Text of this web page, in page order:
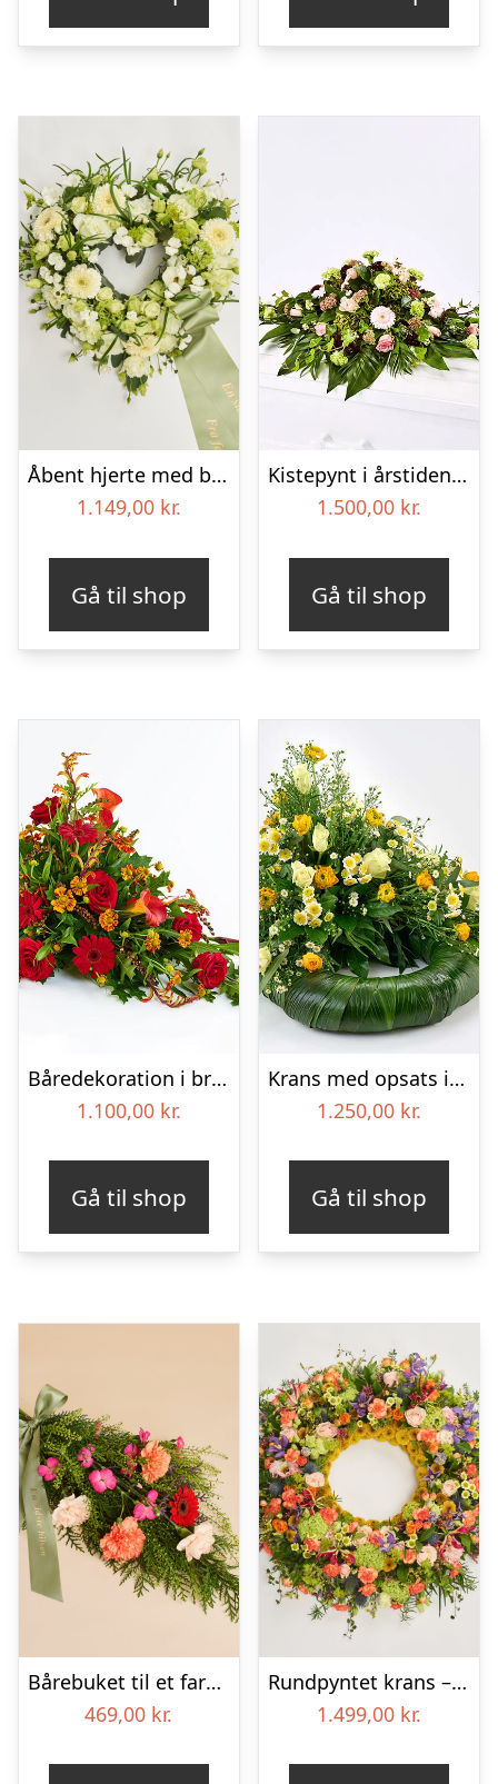
Åbent hjerte med bånd – Floristens kreative valg
1.149,00 kr.
Gå til shop
Kistepynt i årstidens blomster – Blomster til begravelse
1.500,00 kr.
Gå til shop
Båredekoration i brændte farver – Blomster til begravelse
1.100,00 kr.
Gå til shop
Krans med opsats i gule farver – Blomster til begravelse
1.250,00 kr.
Gå til shop
Bårebuket til et farverigt minde med bånd
469,00 kr.
Rundpyntet krans – Et farverigt farvel
1.499,00 kr.